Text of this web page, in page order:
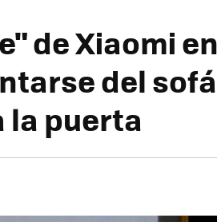
de Xiaomi en
del sofá
la puerta